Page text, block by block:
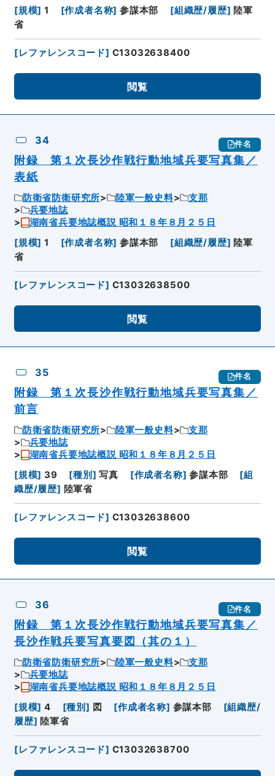
[規模] 1 [作成者名称] 参謀本部 [組織歴/履歴] 陸軍
省
[レファレンスコード] C13032638400
閲覧
34 件名
附録 第１次長沙作戦行動地域兵要写真集／
表紙
防衛省防衛研究所 陸軍一般史料
支那
兵要地誌
湖南省兵要地誌概説 昭和１８年８月２５日
[規模] 1 [作成者名称] 参謀本部 [組織歴/履歴] 陸軍
省
[レファレンスコード] C13032638500
閲覧
35 件名
附録 第１次長沙作戦行動地域兵要写真集／
前言
防衛省防衛研究所 陸軍一般史料
支那
兵要地誌
湖南省兵要地誌概説 昭和１８年８月２５日
[規模] 39 [種別 ] 写真 [作成者名称] 参謀本部 [組
織歴/履歴] 陸軍省
[レファレンスコード] C13032638600
閲覧
36 件名
附録 第１次長沙作戦行動地域兵要写真集／
長沙作戦兵要写真要図（其の１）
防衛省防衛研究所 陸軍一般史料
支那
兵要地誌
湖南省兵要地誌概説 昭和１８年８月２５日
[規模] 4 [種別 ] 図 [作成者名称] 参謀本部 [組織歴/
履歴] 陸軍省
[レファレンスコード] C13032638700